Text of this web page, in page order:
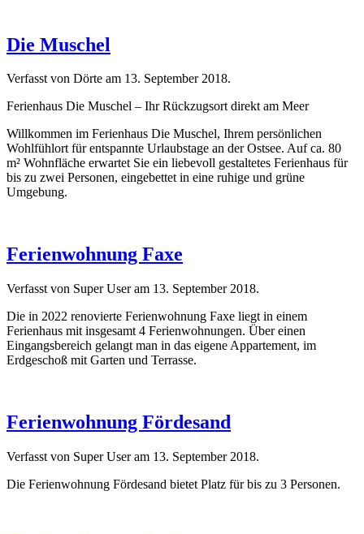
Die Muschel
Verfasst von Dörte am 13. September 2018.
Ferienhaus Die Muschel – Ihr Rückzugsort direkt am Meer
Willkommen im Ferienhaus Die Muschel, Ihrem persönlichen
Wohlfühlort für entspannte Urlaubstage an der Ostsee. Auf ca. 80
m² Wohnfläche erwartet Sie ein liebevoll gestaltetes Ferienhaus für
bis zu zwei Personen, eingebettet in eine ruhige und grüne
Umgebung.
Ferienwohnung Faxe
Verfasst von Super User am 13. September 2018.
Die in 2022 renovierte Ferienwohnung Faxe liegt in einem
Ferienhaus mit insgesamt 4 Ferienwohnungen. Über einen
Eingangsbereich gelangt man in das eigene Appartement, im
Erdgeschoß mit Garten und Terrasse.
Ferienwohnung Fördesand
Verfasst von Super User am 13. September 2018.
Die Ferienwohnung Fördesand bietet Platz für bis zu 3 Personen.